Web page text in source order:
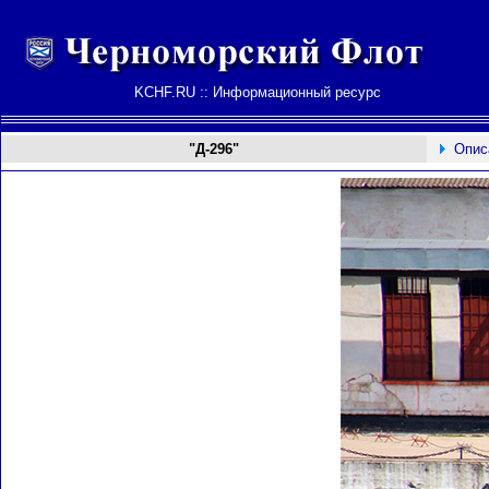
KCHF.RU :: Информационный ресурс
"Д-296"